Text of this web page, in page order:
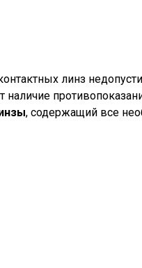
линз
наличие
, содержащий все